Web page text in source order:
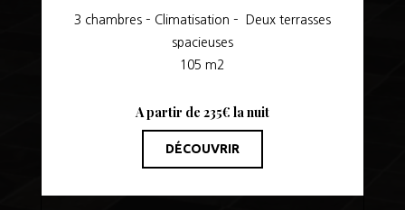
3 chambres – Climatisation – Deux terrasses
spacieuses
105 m2
A partir de 235€ la nuit
DÉCOUVRIR